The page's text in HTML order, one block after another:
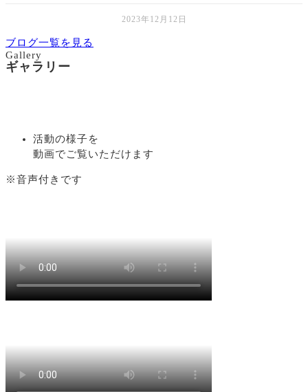
2023年12月12日
ブログ一覧を見る
Gallery
ギャラリー
活動の様子を
動画でご覧いただけます
※音声付きです